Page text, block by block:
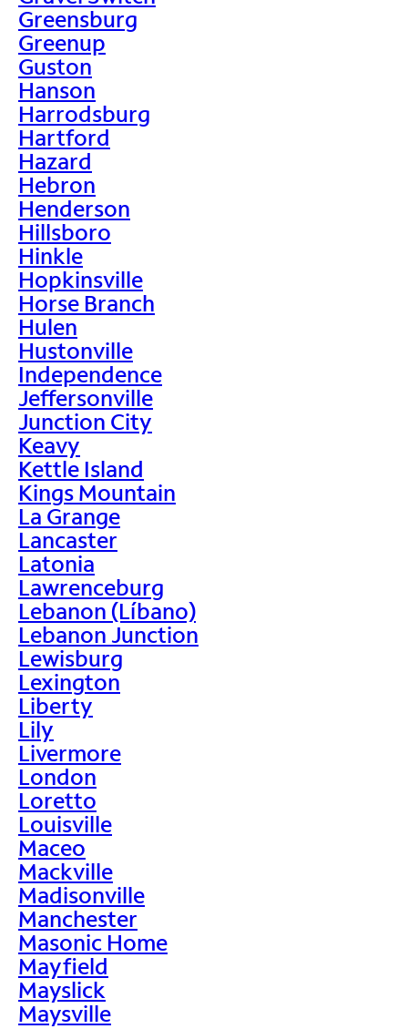
Greensburg
Greenup
Guston
Hanson
Harrodsburg
Hartford
Hazard
Hebron
Henderson
Hillsboro
Hinkle
Hopkinsville
Horse Branch
Hulen
Hustonville
Independence
Jeffersonville
Junction City
Keavy
Kettle Island
Kings Mountain
La Grange
Lancaster
Latonia
Lawrenceburg
Lebanon (Líbano)
Lebanon Junction
Lewisburg
Lexington
Liberty
Lily
Livermore
London
Loretto
Louisville
Maceo
Mackville
Madisonville
Manchester
Masonic Home
Mayfield
Mayslick
Maysville